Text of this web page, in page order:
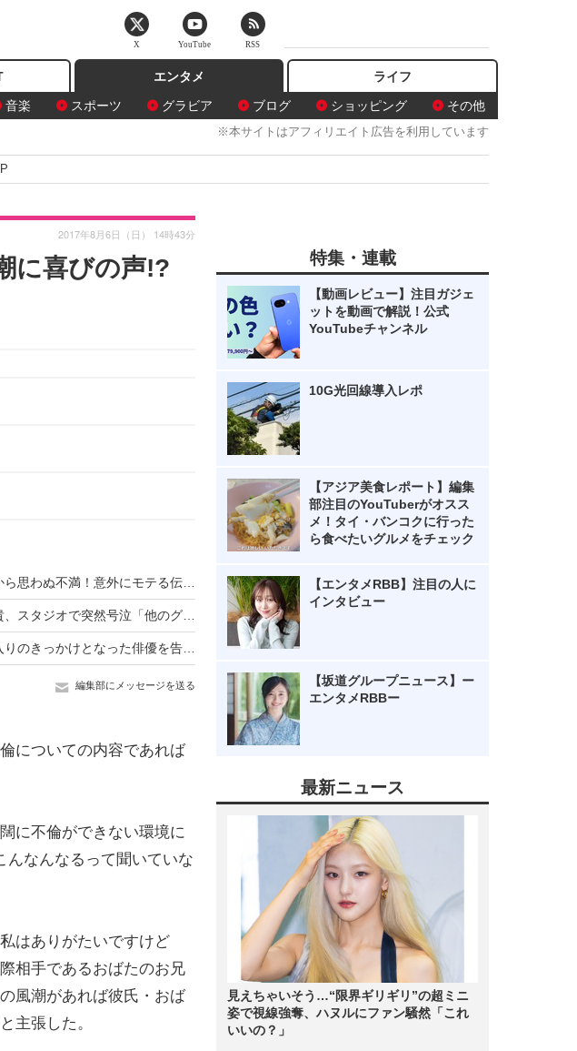
エンタメ
音楽 スポーツ グラビア ブログ ショッピング その他
ライフ
※本サイトはアフィリエイト広告を利用しています
に喜びの声!?
2017年8月6日（日） 14時43分
編集部にメッセージを送る
についての内容であれば
に不倫ができない環境に
んなんなるって聞いていな
はありがたいですけど
相手であるおばたのお兄
風潮があれば彼氏・おば
主張した。
特集・連載
【動画レビュー】注目ガジェ
ットを動画で解説！公式
YouTubeチャンネル
10G光回線導入レポ
【アジア美食レポート】編集
部注目のYouTuberがオスス
メ！タイ・バンコクに行った
ら食べたいグルメをチェック
【エンタメRBB】注目の人に
インタビュー
【坂道グループニュース】ー
エンタメRBBー
最新ニュース
見えちゃいそう…“限界ギリギリ”の超ミニ
姿で視線強奪、ハヌルにファン騒然「これ
いいの？」
X YouTube RSS